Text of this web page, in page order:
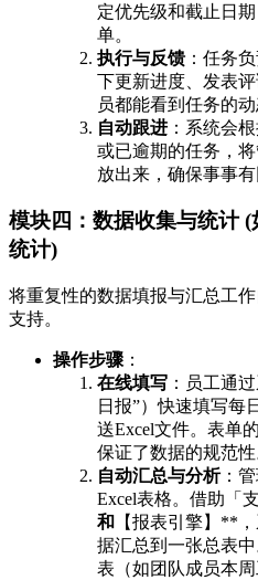
定优先级和截止日
单。
执行与反馈 ：任务
下更新进度、发表
员都能看到任务的
自动跟进 ：系统会
或已逾期的任务，
放出来，确保事事
模块四：数据收集与统计
统计)
将重复性的数据填报与汇总工
支持。
操作步骤 ：
在线填写 ：员工通
日报”）快速填写每
送Excel文件。表单
保证了数据的规范性
自动汇总与分析：
Excel表格。借助「
和
【报表引擎】**
据汇总到一张总表
表（如团队成员本